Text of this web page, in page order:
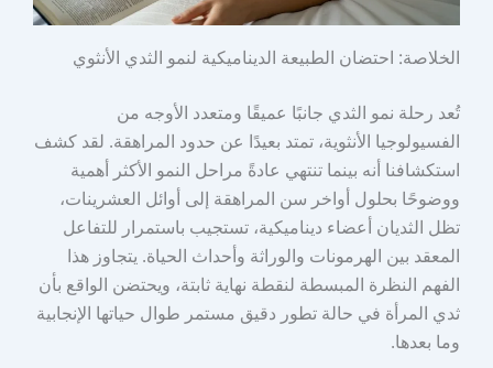
الخلاصة: احتضان الطبيعة الديناميكية لنمو الثدي الأنثوي
تُعد رحلة نمو الثدي جانبًا عميقًا ومتعدد الأوجه من
الفسيولوجيا الأنثوية، تمتد بعيدًا عن حدود المراهقة. لقد كشف
استكشافنا أنه بينما تنتهي عادةً مراحل النمو الأكثر أهمية
ووضوحًا بحلول أواخر سن المراهقة إلى أوائل العشرينات،
تظل الثديان أعضاء ديناميكية، تستجيب باستمرار للتفاعل
المعقد بين الهرمونات والوراثة وأحداث الحياة. يتجاوز هذا
الفهم النظرة المبسطة لنقطة نهاية ثابتة، ويحتضن الواقع بأن
ثدي المرأة في حالة تطور دقيق مستمر طوال حياتها الإنجابية
وما بعدها.